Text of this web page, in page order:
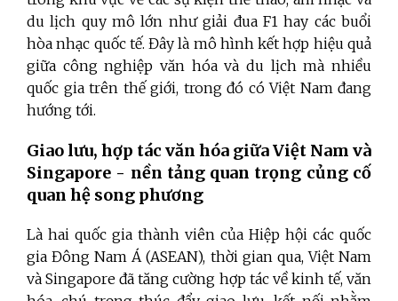
du lịch quy mô lớn như giải đua F1 hay các buổi
hòa nhạc quốc tế. Đây là mô hình kết hợp hiệu quả
giữa công nghiệp văn hóavà du lịch mà nhiều
quốc gia trên thế giới, trong đó có Việt Nam đang
hướng tới.
Giao lưu, hợp tác văn hóa giữa Việt Nam và
Singapore - nền tảng quan trọng củng cố
quan hệ song phương
Là hai quốc gia thành viên của Hiệp hội các quốc
gia Đông Nam Á (ASEAN), thời gian qua, Việt Nam
và Singapore đã tăng cường hợp tác về kinh tế, văn